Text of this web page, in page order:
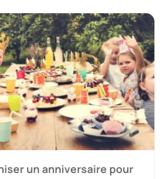
un anniversaire pour